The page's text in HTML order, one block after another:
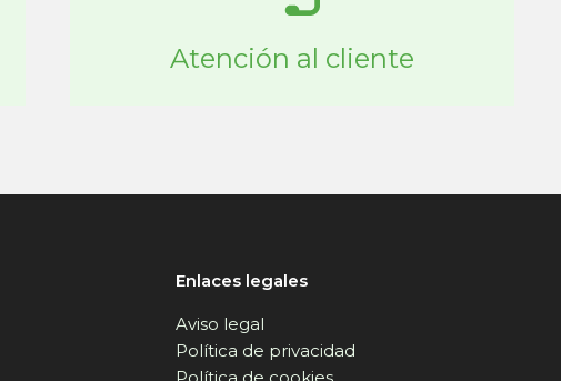
Atención al cliente
Enlaces legales
Aviso legal
Política de privacidad